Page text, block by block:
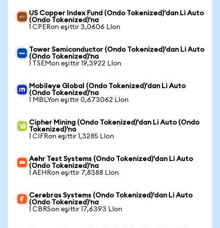
US Copper Index Fund (Ondo Tokenized)'dan Li Auto
(Ondo Tokenized)'na
1 CPERon eşittir 3,0606 LIon
Tower Semiconductor (Ondo Tokenized)'dan Li Auto
(Ondo Tokenized)'na
1 TSEMon eşittir 19,3922 LIon
Mobileye Global (Ondo Tokenized)'dan Li Auto
(Ondo Tokenized)'na
1 MBLYon eşittir 0,673062 LIon
Cipher Mining (Ondo Tokenized)'dan Li Auto (Ondo
Tokenized)'na
1 CIFRon eşittir 1,3285 LIon
Aehr Test Systems (Ondo Tokenized)'dan Li Auto
(Ondo Tokenized)'na
1 AEHRon eşittir 7,8388 LIon
Cerebras Systems (Ondo Tokenized)'dan Li Auto
(Ondo Tokenized)'na
1 CBRSon eşittir 17,6393 LIon